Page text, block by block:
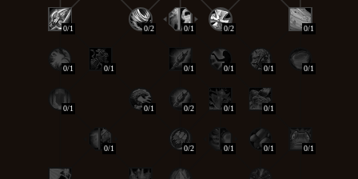
0/1 0/2 0/1 0/2 0/1
0/1 0/1 0/1 0/1 0/1 0/1
0/1 0/1 0/2 0/1 0/1
0/1 0/2 0/1 0/1 0/1